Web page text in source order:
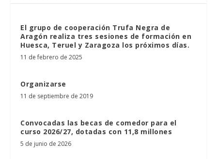
El grupo de cooperación Trufa Negra de
Aragón realiza tres sesiones de formación en
Huesca, Teruel y Zaragoza los próximos días.
11 de febrero de 2025
Organizarse
11 de septiembre de 2019
Convocadas las becas de comedor para el
curso 2026/27, dotadas con 11,8 millones
5 de junio de 2026